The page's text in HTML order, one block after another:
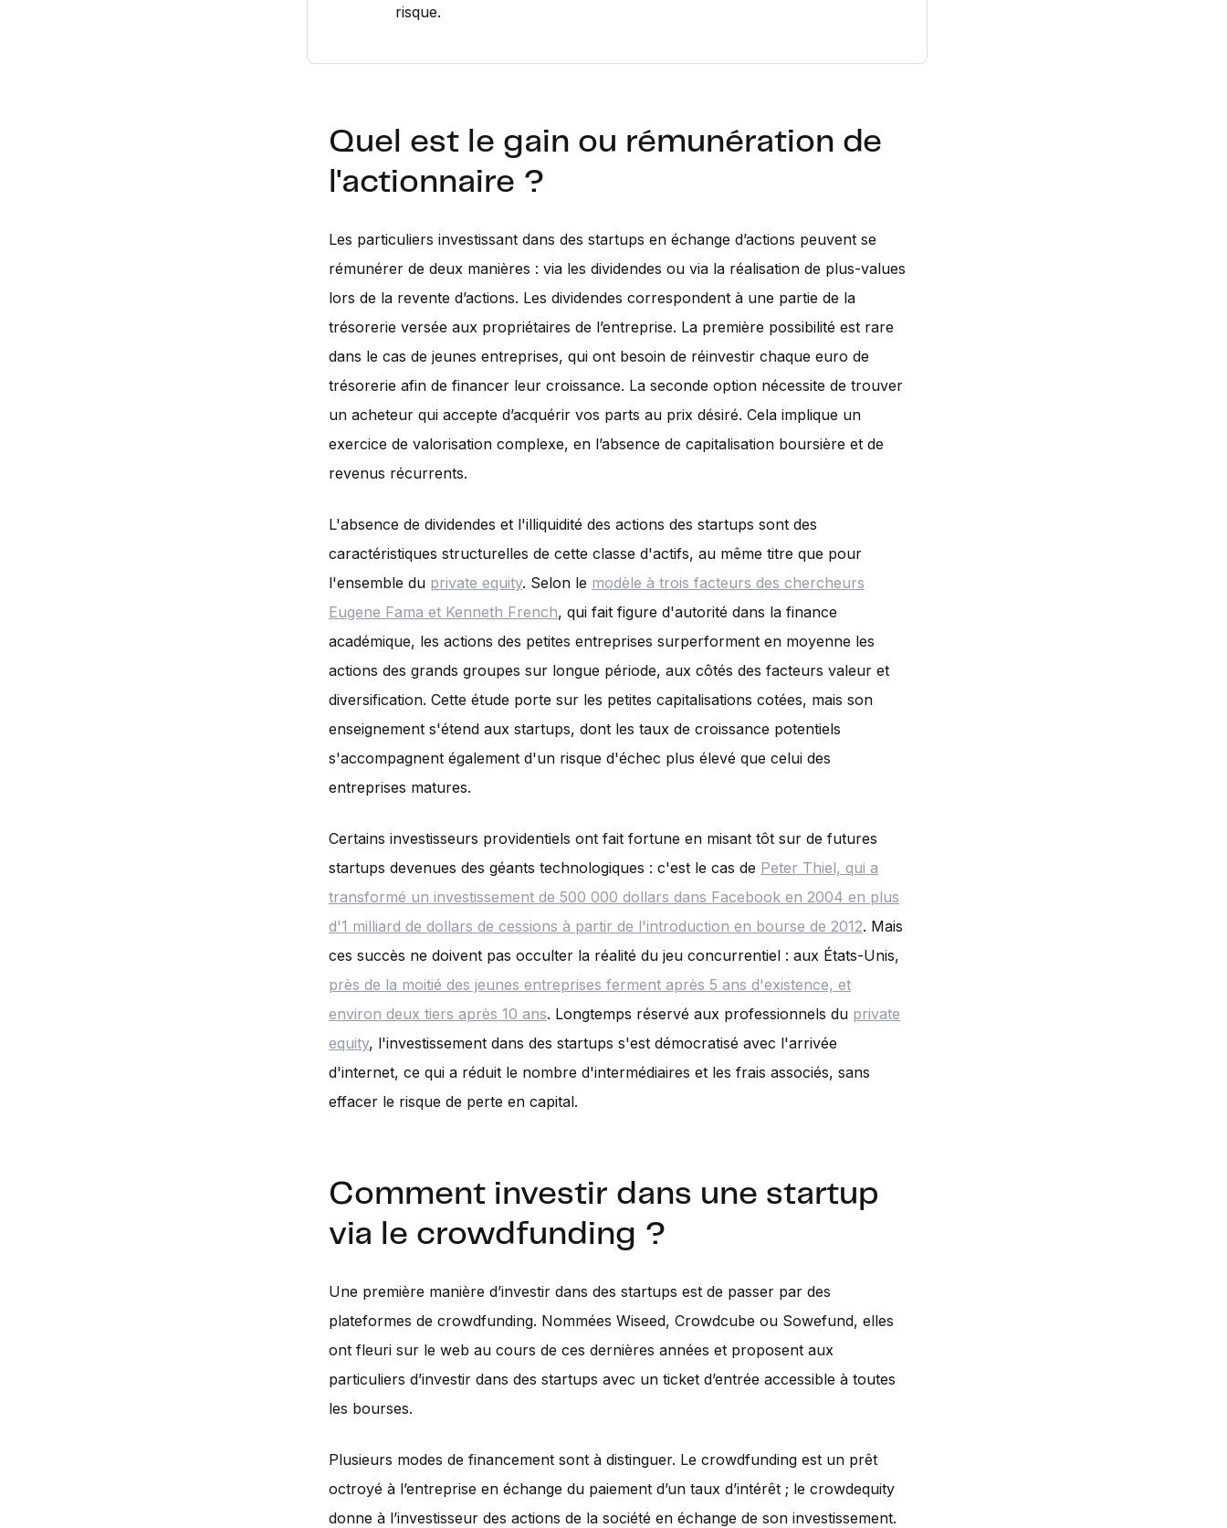
risque.
Quel est le gain ou rémunération de
l'actionnaire ?
Les particuliers investissant dans des startups en échange d’actions peuvent se
rémunérer de deux manières : via les dividendes ou via la réalisation de plus-values
lors de la revente d’actions. Les dividendes correspondent à une partie de la
trésorerie versée aux propriétaires de l’entreprise. La première possibilité est rare
dans le cas de jeunes entreprises, qui ont besoin de réinvestir chaque euro de
trésorerie afin de financer leur croissance. La seconde option nécessite de trouver
un acheteur qui accepte d’acquérir vos parts au prix désiré. Cela implique un
exercice de valorisation complexe, en l’absence de capitalisation boursière et de
revenus récurrents.
L'absence de dividendes et l'illiquidité des actions des startups sont des
caractéristiques structurelles de cette classe d'actifs, au même titre que pour
l'ensemble du private equity. Selon le modèle à trois facteurs des chercheurs
Eugene Fama et Kenneth French, qui fait figure d'autorité dans la finance
académique, les actions des petites entreprises surperforment en moyenne les
actions des grands groupes sur longue période, aux côtés des facteurs valeur et
diversification. Cette étude porte sur les petites capitalisations cotées, mais son
enseignement s'étend aux startups, dont les taux de croissance potentiels
s'accompagnent également d'un risque d'échec plus élevé que celui des
entreprises matures.
Certains investisseurs providentiels ont fait fortune en misant tôt sur de futures
startups devenues des géants technologiques : c'est le cas de Peter Thiel, qui a
transformé un investissement de 500 000 dollars dans Facebook en 2004 en plus
d'1 milliard de dollars de cessions à partir de l'introduction en bourse de 2012. Mais
ces succès ne doivent pas occulter la réalité du jeu concurrentiel : aux États-Unis,
près de la moitié des jeunes entreprises ferment après 5 ans d'existence, et
environ deux tiers après 10 ans. Longtemps réservé aux professionnels du private
equity, l'investissement dans des startups s'est démocratisé avec l'arrivée
d'internet, ce qui a réduit le nombre d'intermédiaires et les frais associés, sans
effacer le risque de perte en capital.
Comment investir dans une startup
via le crowdfunding ?
Une première manière d’investir dans des startups est de passer par des
plateformes de crowdfunding. Nommées Wiseed, Crowdcube ou Sowefund, elles
ont fleuri sur le web au cours de ces dernières années et proposent aux
particuliers d’investir dans des startups avec un ticket d’entrée accessible à toutes
les bourses.
Plusieurs modes de financement sont à distinguer. Le crowdfunding est un prêt
octroyé à l’entreprise en échange du paiement d’un taux d’intérêt ; le crowdequity
donne à l’investisseur des actions de la société en échange de son investissement.